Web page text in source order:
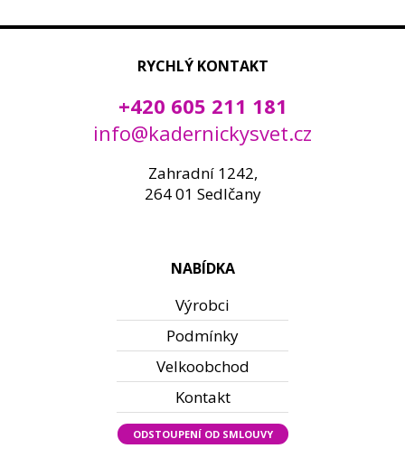
RYCHLÝ KONTAKT
+420 605 211 181
info@kadernickysvet.cz
Zahradní 1242,
264 01 Sedlčany
NABÍDKA
Výrobci
Podmínky
Velkoobchod
Kontakt
ODSTOUPENÍ OD SMLOUVY